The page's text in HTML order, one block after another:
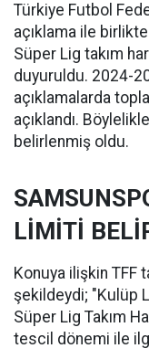
Türkiye Futbol
açıklama ile
Süper Lig takım
duyuruldu. 2024-
açıklamalarda
açıklandı.
belirlenmiş oldu.
LİMİTİ
Konuya ilişkin TFF
şekildeydi; "Kulüp
Süper Lig Takım
tescil dönemi ile